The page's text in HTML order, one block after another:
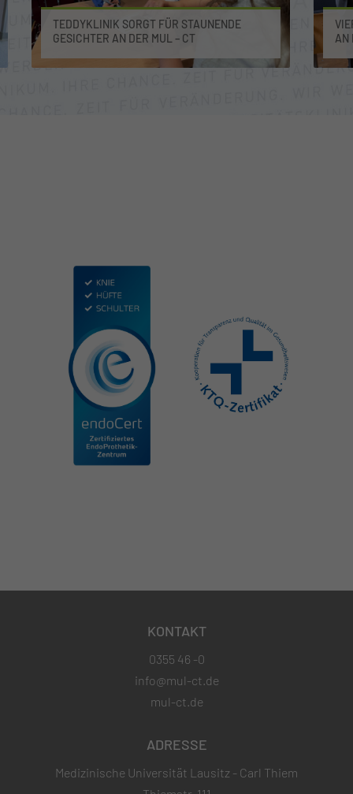
TEDDYKLINIK SORGT FÜR STAUNENDE
GESICHTER AN DER MUL – CT
KONTAKT
0355 46 -0
info@mul-ct.de
mul-ct.de
ADRESSE
Medizinische Universität Lausitz - Carl Thiem